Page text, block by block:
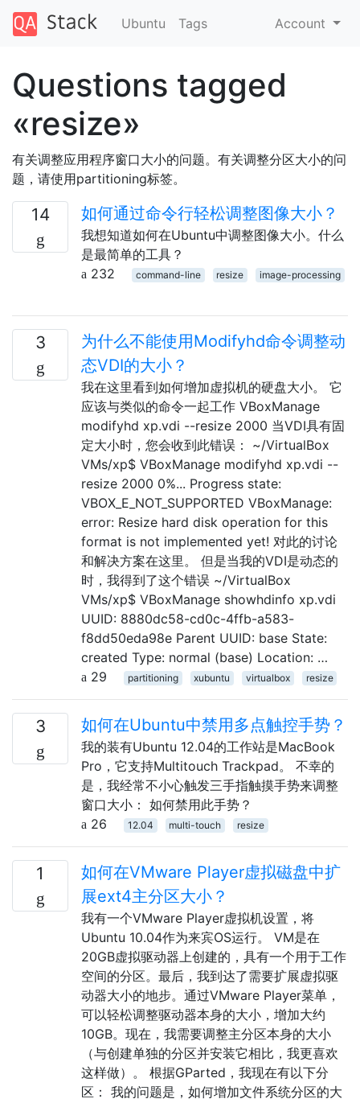
Ubuntu Tags Account
Questions tagged
«resize»
有关调整应用程序窗口大小的问题。有关调整分区大小的问
题，请使用partitioning标签。
14 如何通过命令行轻松调整图像大小？
我想知道如何在Ubuntu中调整图像大小。什么
是最简单的工具？
232
command-line resize image-processing
3
为什么不能使用Modifyhd命令调整动
态VDI的大小？
我在这里看到如何增加虚拟机的硬盘大小。 它
应该与类似的命令一起工作 VBoxManage
modifyhd xp.vdi --resize 2000 当VDI具有固
定大小时，您会收到此错误： ~/VirtualBox
VMs/xp$ VBoxManage modifyhd xp.vdi --
resize 2000 0%... Progress state:
VBOX_E_NOT_SUPPORTED VBoxManage:
error: Resize hard disk operation for this
format is not implemented yet! 对此的讨论
和解决方案在这里。 但是当我的VDI是动态的
时，我得到了这个错误 ~/VirtualBox
VMs/xp$ VBoxManage showhdinfo xp.vdi
UUID: 8880dc58-cd0c-4ffb-a583-
f8dd50eda98e Parent UUID: base State:
created Type: normal (base) Location: …
29
partitioning xubuntu virtualbox resize
3 如何在Ubuntu中禁用多点触控手势？
我的装有Ubuntu 12.04的工作站是MacBook
Pro，它支持Multitouch Trackpad。 不幸的
是，我经常不小心触发三手指触摸手势来调整
窗口大小： 如何禁用此手势？
26
12.04 multi-touch resize
1
如何在VMware Player虚拟磁盘中扩
展ext4主分区大小？
我有一个VMware Player虚拟机设置，将
Ubuntu 10.04作为来宾OS运行。 VM是在
20GB虚拟驱动器上创建的，具有一个用于工作
空间的分区。最后，我到达了需要扩展虚拟驱
动器大小的地步。通过VMware Player菜单，
可以轻松调整驱动器本身的大小，增加大约
10GB。现在，我需要调整主分区本身的大小
（与创建单独的分区并安装它相比，我更喜欢
这样做）。 根据GParted，我现在有以下分
区： 我的问题是，如何增加文件系统分区的大